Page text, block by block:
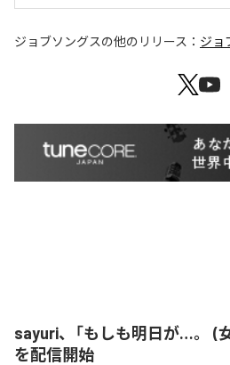
ジョブソングスの他のリリース： ジョ
sayuri、「もしも明日が…。 (
を配信開始